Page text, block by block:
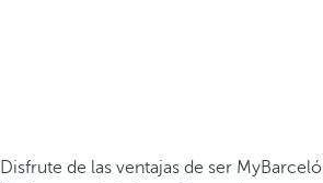
Disfrute de las ventajas de ser MyBarceló